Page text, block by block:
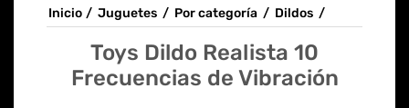
Inicio / Juguetes / Por categoría / Dildos /
Toys Dildo Realista 10
Frecuencias de Vibración